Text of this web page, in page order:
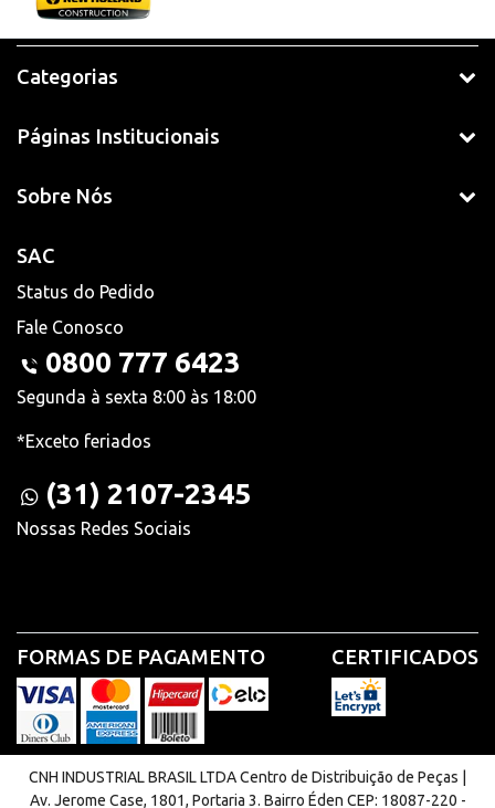
Categorias
Páginas Institucionais
Sobre Nós
SAC
Status do Pedido
Fale Conosco
0800 777 6423
Segunda à sexta 8:00 às 18:00
*Exceto feriados
(31) 2107-2345
Nossas Redes Sociais
FORMAS DE PAGAMENTO CERTIFICADOS
CNH INDUSTRIAL BRASIL LTDA Centro de Distribuição de Peças |
Av. Jerome Case, 1801, Portaria 3. Bairro Éden CEP: 18087-220 -